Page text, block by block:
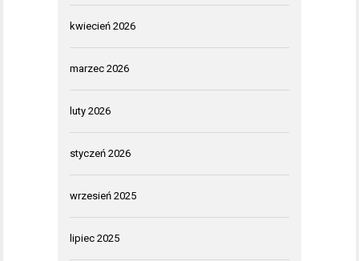
kwiecień 2026
marzec 2026
luty 2026
styczeń 2026
wrzesień 2025
lipiec 2025